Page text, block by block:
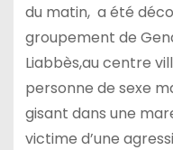
du matin, a été
groupement de
Liabbès,au centre
personne de sexe
gisant dans une
victime d’une